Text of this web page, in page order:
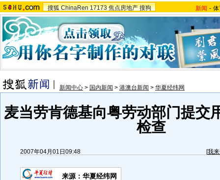
搜狐 ChinaRen 17173 焦点房地产 搜狗 新闻 -
新闻中心 > 国内新闻 > 港澳台新闻 > 华夏经纬网
麦当劳肯德基向粤劳动部门提交
检查
2007年04月01日09:48 [我
来源：华夏经纬网